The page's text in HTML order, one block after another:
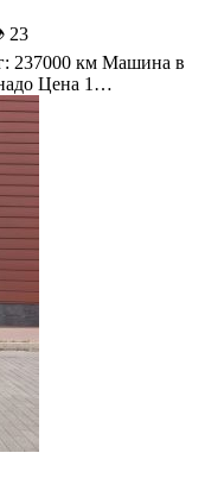
23
237000 км Машина в
Цена 1…